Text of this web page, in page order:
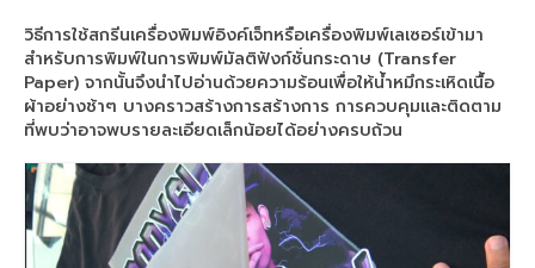
X-Rite i1Basic Pro 3
Heat Roller
Roll 190 cm.
Roll 170 cm.
Roll 130 cm.
วิธีการใช้สกรีนเครื่องพิมพ์อิงค์เจ็ทหรือเครื่องพิมพ์เลเซอร์เข้ามา
สำหรับการพิมพ์ในการพิมพ์มัลติฟังก์ชั่นกระดาษ (Transfer
Paper) จากนั้นจึงนำไปอ่านด้วยความร้อนเพื่อให้น้ำหมึกระเหิดเนื้อ
ผ้าอย่างช้าๆ บางคราวสร้างการสร้างการ การควบคุมและติดตาม
ที่พบว่าอาจพบรายละเอียดเล็กน้อยได้อย่างครบถ้วน